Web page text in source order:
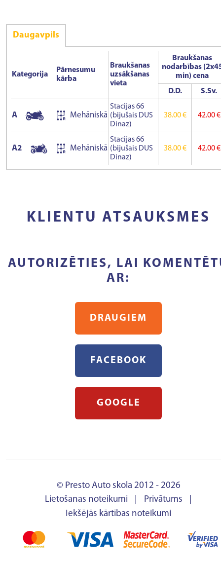
Daugavpils
Kategorija
Pārnesumu
kārba
Braukšanas
uzsākšanas
vieta
Braukšanas
nodarbības
min) cena
D.D.
S.Sv.
A Mehāniskā
Stacijas 66
(bijušais DUS
Dinaz)
38.00 € 42.00 €
A2 Mehāniskā
Stacijas 66
(bijušais DUS
Dinaz)
38.00 € 42.00 €
KLIENTU ATSAUKSMES
AUTORIZĒTIES, LAI
AR:
DRAUGIEM
FACEBOOK
GOOGLE
© Presto Auto skola 2012 - 2026
Lietošanas noteikumi
Privātums
Iekšējās kārtības noteikumi